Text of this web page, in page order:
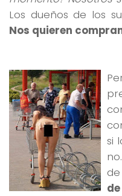
Los dueños de los
Nos quieren
si